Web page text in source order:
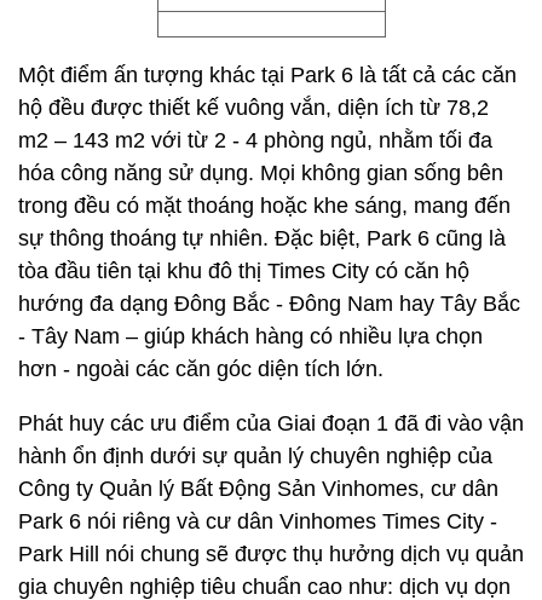
Một điểm ấn tượng khác tại Park 6 là tất cả các căn
hộ đều được thiết kế vuông vắn, diện ích từ 78,2
m2 – 143 m2 với từ 2 - 4 phòng ngủ, nhằm tối đa
hóa công năng sử dụng. Mọi không gian sống bên
trong đều có mặt thoáng hoặc khe sáng, mang đến
sự thông thoáng tự nhiên. Đặc biệt, Park 6 cũng là
tòa đầu tiên tại khu đô thị Times City có căn hộ
hướng đa dạng Đông Bắc - Đông Nam hay Tây Bắc
- Tây Nam – giúp khách hàng có nhiều lựa chọn
hơn - ngoài các căn góc diện tích lớn.
Phát huy các ưu điểm của Giai đoạn 1 đã đi vào vận
hành ổn định dưới sự quản lý chuyên nghiệp của
Công ty Quản lý Bất Động Sản Vinhomes, cư dân
Park 6 nói riêng và cư dân Vinhomes Times City -
Park Hill nói chung sẽ được thụ hưởng dịch vụ quản
gia chuyên nghiệp tiêu chuẩn cao như: dịch vụ dọn